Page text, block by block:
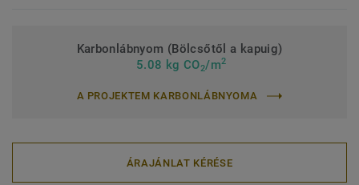
Karbonlábnyom (Bölcsőtől a kapuig)
5.08 kg CO2/m2
A PROJEKTEM KARBONLÁBNYOMA
ÁRAJÁNLAT KÉRÉSE